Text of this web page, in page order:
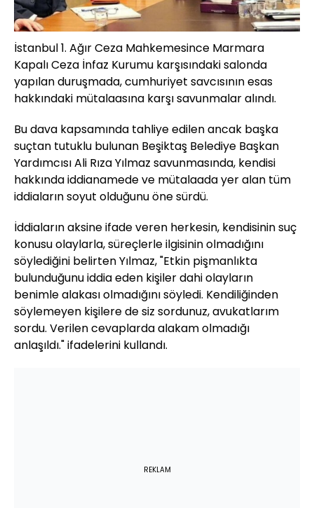
İstanbul 1. Ağır Ceza Mahkemesince Marmara
Kapalı Ceza İnfaz Kurumu karşısındaki salonda
yapılan duruşmada, cumhuriyet savcısının esas
hakkındaki mütalaasına karşı savunmalar alındı.
Bu dava kapsamında tahliye edilen ancak başka
suçtan tutuklu bulunan Beşiktaş Belediye Başkan
Yardımcısı Ali Rıza Yılmaz savunmasında, kendisi
hakkında iddianamede ve mütalaada yer alan tüm
iddiaların soyut olduğunu öne sürdü.
İddiaların aksine ifade veren herkesin, kendisinin suç
konusu olaylarla, süreçlerle ilgisinin olmadığını
söylediğini belirten Yılmaz, "Etkin pişmanlıkta
bulunduğunu iddia eden kişiler dahi olayların
benimle alakası olmadığını söyledi. Kendiliğinden
söylemeyen kişilere de siz sordunuz, avukatlarım
sordu. Verilen cevaplarda alakam olmadığı
anlaşıldı." ifadelerini kullandı.
REKLAM